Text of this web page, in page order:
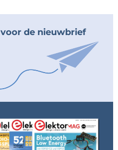
voor de nieuwbrief